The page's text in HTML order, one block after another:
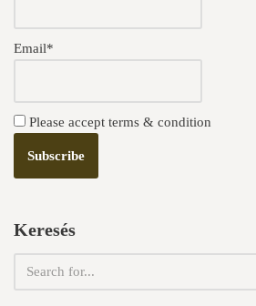
Email*
Please accept terms & condition
Keresés